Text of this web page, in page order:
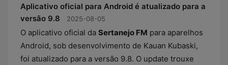
Aplicativo oficial para Android é atualizado para a
versão 9.8
2025-08-05
O aplicativo oficial da Sertanejo FM para aparelhos
Android, sob desenvolvimento de Kauan Kubaski,
foi atualizado para a versão 9.8. O update trouxe